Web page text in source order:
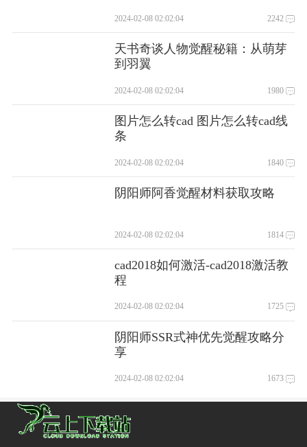
2024-02-08 02:02:04 2242
天书奇谈人物觉醒秘籍：从萌芽
到羽翼
2024-02-08 02:02:04 1980
图片怎么转cad 图片怎么转cad线
条
2024-02-08 02:02:04 1840
阴阳师阿香觉醒材料获取攻略
2024-02-08 02:02:04 1814
cad2018如何激活-cad2018激活教
程
2024-02-08 02:02:04 1725
阴阳师SSR式神优先觉醒攻略分
享
2024-02-08 02:02:04 1673